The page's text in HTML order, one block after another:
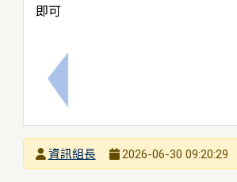
上一筆：臺南市立大橋國民中
即可
發布者
資訊組長
2026-06-30 09:20:29